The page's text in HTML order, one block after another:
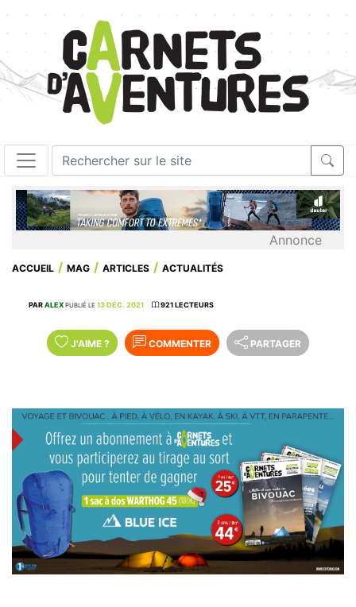
Annonce
ACCUEIL MAG ARTICLES ACTUALITÉS
PARALEX PUBLIÉ LE 13 DÉC. 2021 921 LECTEURS
J'AIME ? COMMENTER PARTAGER